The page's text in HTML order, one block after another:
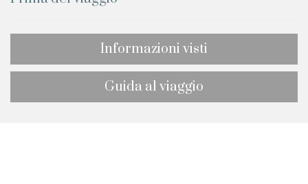
Informazioni visti
Guida al viaggio